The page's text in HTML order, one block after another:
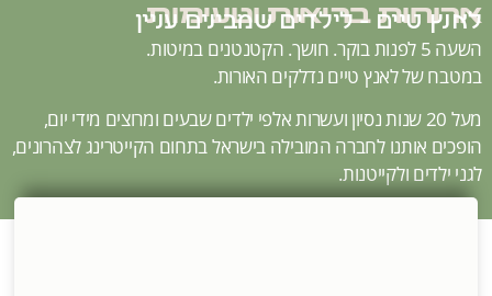
ארוחות בריאות וטעימות
לאנץ טיים - לילדים שמבינים עניין
השעה 5 לפנות בוקר. חושך. הקטנטנים במיטות.
במטבח של לאנץ טיים נדלקים האורות.
מעל 20 שנות נסיון ועשרות אלפי ילדים שבעים ומרוצים מידי יום,
הופכים אותנו לחברה המובילה בישראל בתחום הקייטרינג לצהרונים,
לגני ילדים ולקייטנות.